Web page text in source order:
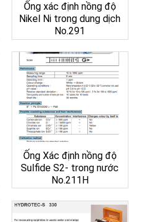
Ống xác định nồng độ
Nikel Ni trong dung dịch
No.291
Ống Xác định nồng độ
Sulfide S2- trong nước
No.211H